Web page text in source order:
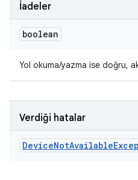
İadeler
boolean
Yol okuma/yazma ise doğru,
Verdiği hatalar
DeviceNotAvailable